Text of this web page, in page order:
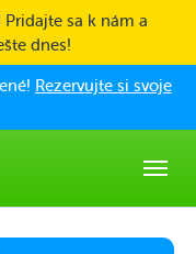
Pridajte sa k nám a
dnes!
Rezervujte si svoje